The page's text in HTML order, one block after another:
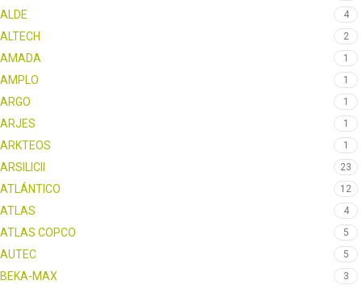
ALDE 4
ALTECH 2
AMADA 1
AMPLO 1
ARGO 1
ARJES 1
ARKTEOS 1
ARSILICII 23
ATLÁNTICO 12
ATLAS 4
ATLAS COPCO 5
AUTEC 5
BEKA-MAX 3